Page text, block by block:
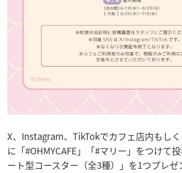
X、Instagram、TikTokでカフェ店内もし
に「#OHMYCAFE」「#マリー」をつけて
ート型コースター（全3種）」を1つプレゼ